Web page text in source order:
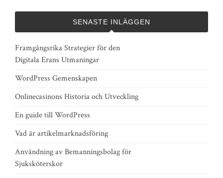
SENASTE INLÄGGEN
Framgångsrika Strategier för den
Digitala Erans Utmaningar
WordPress Gemenskapen
Onlinecasinons Historia och Utveckling
En guide till WordPress
Vad är artikelmarknadsföring
Användning av Bemanningsbolag för
Sjuksköterskor